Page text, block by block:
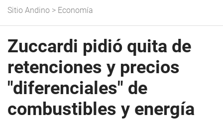
Sitio Andino > Economía
Zuccardi pidió quita de
retenciones y precios
"diferenciales" de
combustibles y energía